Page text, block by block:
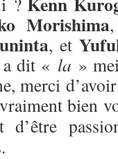
Morishima
, et
dit « la »
merci
bien
d’être